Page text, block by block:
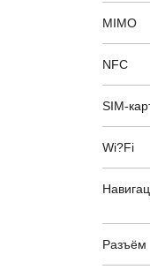
MIMO
NFC
SIM-
Wi?Fi
Разъём